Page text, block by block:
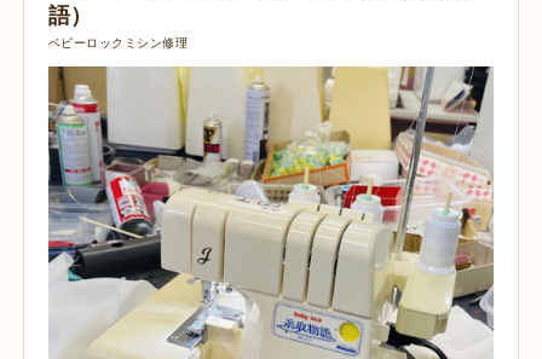
語）
ベビーロックミシン修理